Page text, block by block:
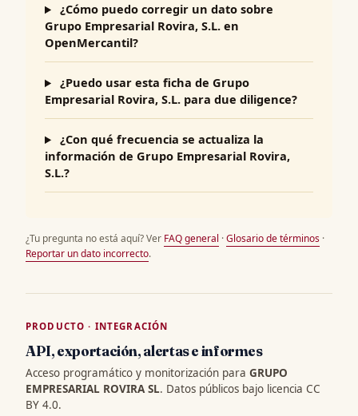
¿Cómo puedo corregir un dato sobre
Grupo Empresarial Rovira, S.L. en
OpenMercantil?
¿Puedo usar esta ficha de Grupo
Empresarial Rovira, S.L. para due diligence?
¿Con qué frecuencia se actualiza la
información de Grupo Empresarial Rovira,
S.L.?
¿Tu pregunta no está aquí? Ver FAQ general ·Glosario de términos ·
Reportar un dato incorrecto.
PRODUCTO · INTEGRACIÓN
API, exportación, alertas e informes
Acceso programático y monitorización para GRUPO
EMPRESARIAL ROVIRA SL. Datos públicos bajo licencia CC
BY 4.0.